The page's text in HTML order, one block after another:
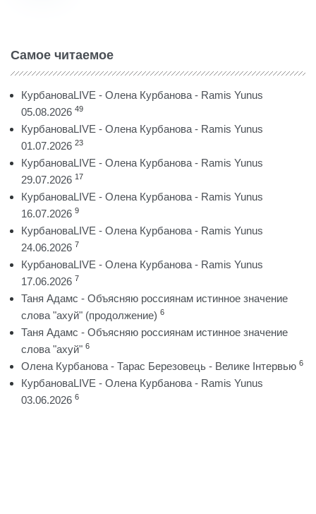
Самое читаемое
КурбановаLIVE - Олена Курбанова - Ramis Yunus
05.08.2026 49
КурбановаLIVE - Олена Курбанова - Ramis Yunus
01.07.2026 23
КурбановаLIVE - Олена Курбанова - Ramis Yunus
29.07.2026 17
КурбановаLIVE - Олена Курбанова - Ramis Yunus
16.07.2026 9
КурбановаLIVE - Олена Курбанова - Ramis Yunus
24.06.2026 7
КурбановаLIVE - Олена Курбанова - Ramis Yunus
17.06.2026 7
Таня Адамс - Объясняю россиянам истинное значение
слова "ахуй" (продолжение) 6
Таня Адамс - Объясняю россиянам истинное значение
слова "ахуй" 6
Олена Курбанова - Тарас Березовець - Велике Інтервью 6
КурбановаLIVE - Олена Курбанова - Ramis Yunus
03.06.2026 6